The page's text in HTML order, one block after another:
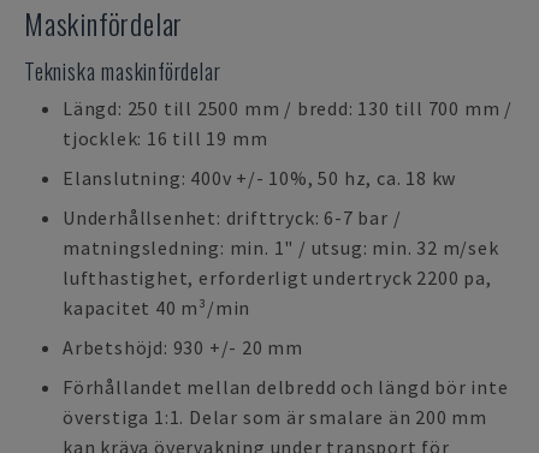
Maskinfördelar
Tekniska maskinfördelar
Längd: 250 till 2500 mm / bredd: 130 till 700 mm /
tjocklek: 16 till 19 mm
Elanslutning: 400v +/- 10%, 50 hz, ca. 18 kw
Underhållsenhet: drifttryck: 6-7 bar /
matningsledning: min. 1" / utsug: min. 32 m/sek
lufthastighet, erforderligt undertryck 2200 pa,
kapacitet 40 m³/min
Arbetshöjd: 930 +/- 20 mm
Förhållandet mellan delbredd och längd bör inte
överstiga 1:1. Delar som är smalare än 200 mm
kan kräva övervakning under transport för